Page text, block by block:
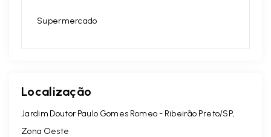
Supermercado
Localização
Jardim Doutor Paulo Gomes Romeo - Ribeirão Preto/SP,
Zona Oeste